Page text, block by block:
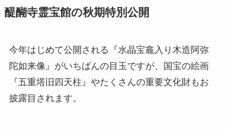
醍醐寺霊宝館の秋期特別公開
今年はじめて公開される『水晶宝龕入り木造阿弥
陀如来像』がいちばんの目玉ですが、国宝の絵画
『五重塔旧四天柱』やたくさんの重要文化財もお
披露目されます。